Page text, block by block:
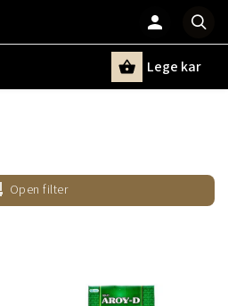
Lege kar
Open filter